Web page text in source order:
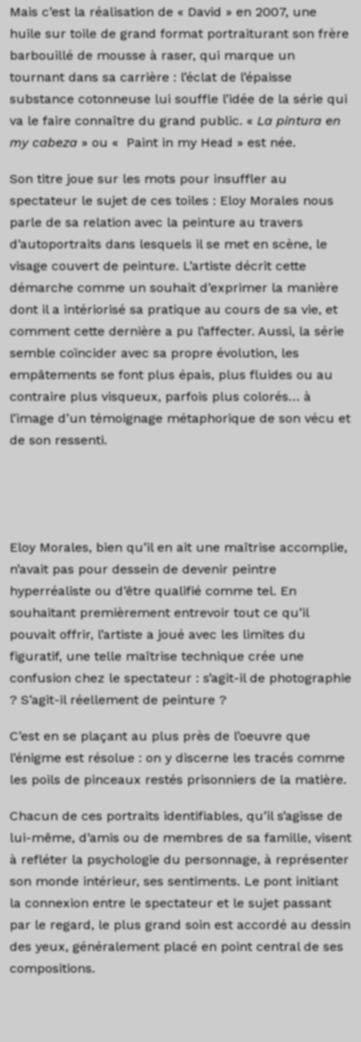
Mais c’est la réalisation de « David » en 2007, une
huile sur toile de grand format portraiturant son frère
barbouillé de mousse à raser, qui marque un
tournant dans sa carrière : l’éclat de l’épaisse
substance cotonneuse lui souffle l’idée de la série qui
va le faire connaître du grand public. « La pintura en
my cabeza » ou « Paint in my Head » est née.
Son titre joue sur les mots pour insuffler au
spectateur le sujet de ces toiles : Eloy Morales nous
parle de sa relation avec la peinture au travers
d’autoportraits dans lesquels il se met en scène, le
visage couvert de peinture. L’artiste décrit cette
démarche comme un souhait d’exprimer la manière
dont il a intériorisé sa pratique au cours de sa vie, et
comment cette dernière a pu l’affecter. Aussi, la série
semble coïncider avec sa propre évolution, les
empâtements se font plus épais, plus fluides ou au
contraire plus visqueux, parfois plus colorés… à
l’image d’un témoignage métaphorique de son vécu et
de son ressenti.
Eloy Morales, bien qu’il en ait une maîtrise accomplie,
n’avait pas pour dessein de devenir peintre
hyperréaliste ou d’être qualifié comme tel. En
souhaitant premièrement entrevoir tout ce qu’il
pouvait offrir, l’artiste a joué avec les limites du
figuratif, une telle maîtrise technique crée une
confusion chez le spectateur : s’agit-il de photographie
? S’agit-il réellement de peinture ?
C’est en se plaçant au plus près de l’oeuvre que
l’énigme est résolue : on y discerne les tracés comme
les poils de pinceaux restés prisonniers de la matière.
Chacun de ces portraits identifiables, qu’il s’agisse de
lui-même, d’amis ou de membres de sa famille, visent
à refléter la psychologie du personnage, à représenter
son monde intérieur, ses sentiments. Le pont initiant
la connexion entre le spectateur et le sujet passant
par le regard, le plus grand soin est accordé au dessin
des yeux, généralement placé en point central de ses
compositions.